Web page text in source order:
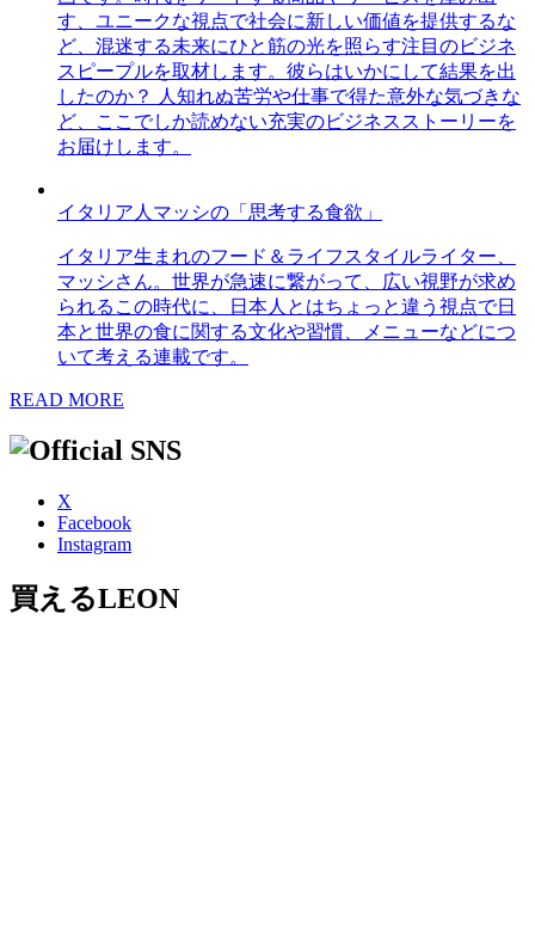
す、ユニークな視点で社会に新しい価値を提供するな
ど、混迷する未来にひと筋の光を照らす注目のビジネ
スピープルを取材します。彼らはいかにして結果を出
したのか？ 人知れぬ苦労や仕事で得た意外な気づきな
ど、ここでしか読めない充実のビジネスストーリーを
お届けします。
イタリア人マッシの「思考する食欲」
イタリア生まれのフード＆ライフスタイルライター、
マッシさん。世界が急速に繋がって、広い視野が求め
られるこの時代に、日本人とはちょっと違う視点で日
本と世界の食に関する文化や習慣、メニューなどにつ
いて考える連載です。
READ MORE
X
Facebook
Instagram
買えるLEON